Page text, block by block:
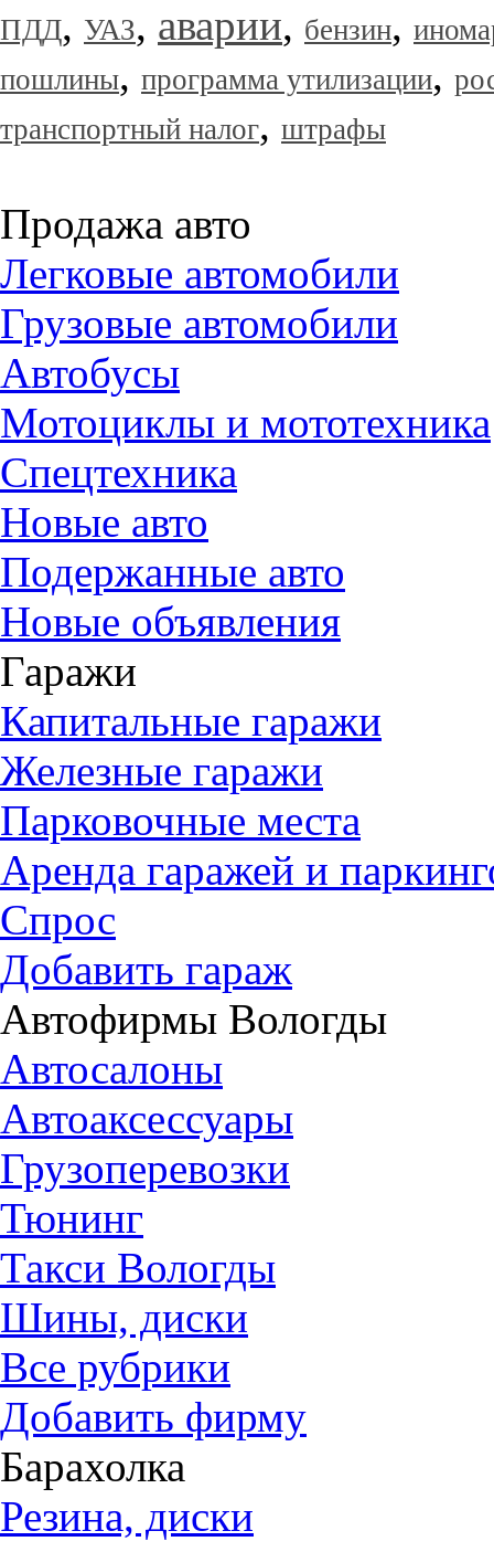
ПДД, УАЗ, аварии, бензин,
пошлины, программа утилизации,
транспортный налог, штрафы
Продажа авто
Легковые автомобили
Грузовые автомобили
Автобусы
Мотоциклы и мототехника
Спецтехника
Новые авто
Подержанные авто
Новые объявления
Гаражи
Капитальные гаражи
Железные гаражи
Парковочные места
Аренда гаражей и
Спрос
Добавить гараж
Автофирмы Вологды
Автосалоны
Автоаксессуары
Грузоперевозки
Тюнинг
Такси Вологды
Шины, диски
Все рубрики
Добавить фирму
Барахолка
Резина, диски